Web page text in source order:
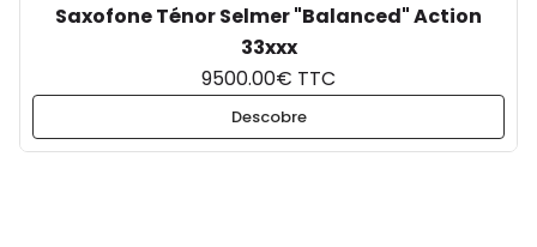
Saxofone Ténor Selmer "Balanced" Action
33xxx
9500.00€ TTC
Descobre